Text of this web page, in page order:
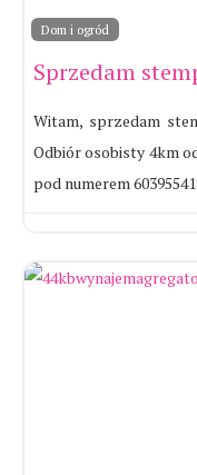
Dom i ogród
Sprzedam
Witam, sprzedam
Odbiór osobisty 4km
pod numerem